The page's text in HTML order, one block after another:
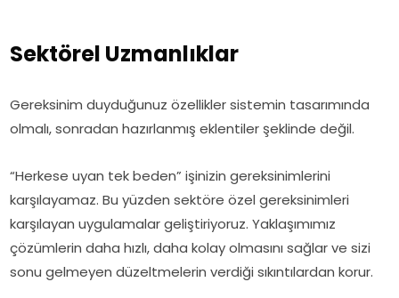
Sektörel Uzmanlıklar
Gereksinim duyduğunuz özellikler sistemin tasarımında
olmalı, sonradan hazırlanmış eklentiler şeklinde değil.
“Herkese uyan tek beden” işinizin gereksinimlerini
karşılayamaz. Bu yüzden sektöre özel gereksinimleri
karşılayan uygulamalar geliştiriyoruz. Yaklaşımımız
çözümlerin daha hızlı, daha kolay olmasını sağlar ve sizi
sonu gelmeyen düzeltmelerin verdiği sıkıntılardan korur.